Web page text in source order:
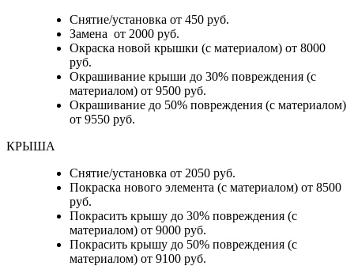
Снятие/установка от 450 руб.
Замена от 2000 руб.
Окраска новой крышки (с материалом) от 8000
руб.
Окрашивание крыши до 30% повреждения (с
материалом) от 9500 руб.
Окрашивание до 50% повреждения (с материалом)
от 9550 руб.
КРЫША
Снятие/установка от 2050 руб.
Покраска нового элемента (с материалом) от 8500
руб.
Покрасить крышу до 30% повреждения (с
материалом) от 9000 руб.
Покрасить крышу до 50% повреждения (с
материалом) от 9100 руб.